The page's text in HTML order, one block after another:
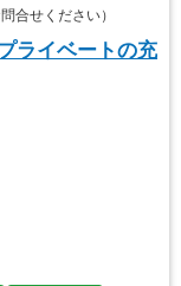
合せください）
ライベートの充